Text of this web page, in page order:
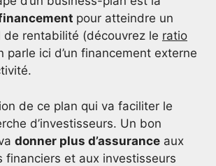
pour atteindre un
de rentabilité (découvrez le ratio
parle ici d’un financement externe
de ce plan qui va faciliter le
d’investisseurs. Un bon
donner plus d’assurance aux
financiers et aux investisseurs